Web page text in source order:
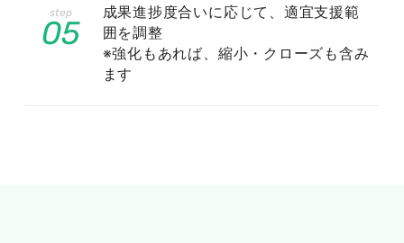
デジタル化の進展は、Web制作業界に大きな影
響を与えています。現代のビジネス環境では、企
業のオンライン上での存在感が中心的役割を果た
05
成果進捗度合いに応じて、適宜支援範
囲を調整
※強化もあれば、縮小・クローズも含み
ます